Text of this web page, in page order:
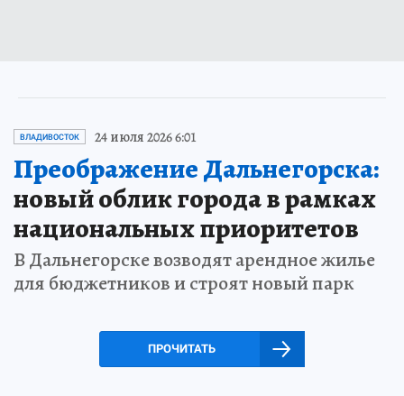
ВЛАДИВОСТОК 24 июля 2026 6:01
Преображение Дальнегорска:
новый облик города в рамках
национальных приоритетов
В Дальнегорске возводят арендное жилье
для бюджетников и строят новый парк
ПРОЧИТАТЬ